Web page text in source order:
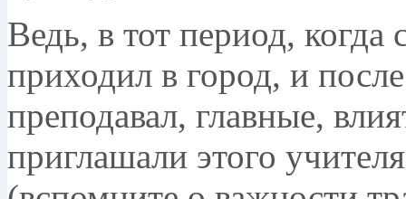
Ведь, в тот период,
приходил в город, и
преподавал, главные,
приглашали этого